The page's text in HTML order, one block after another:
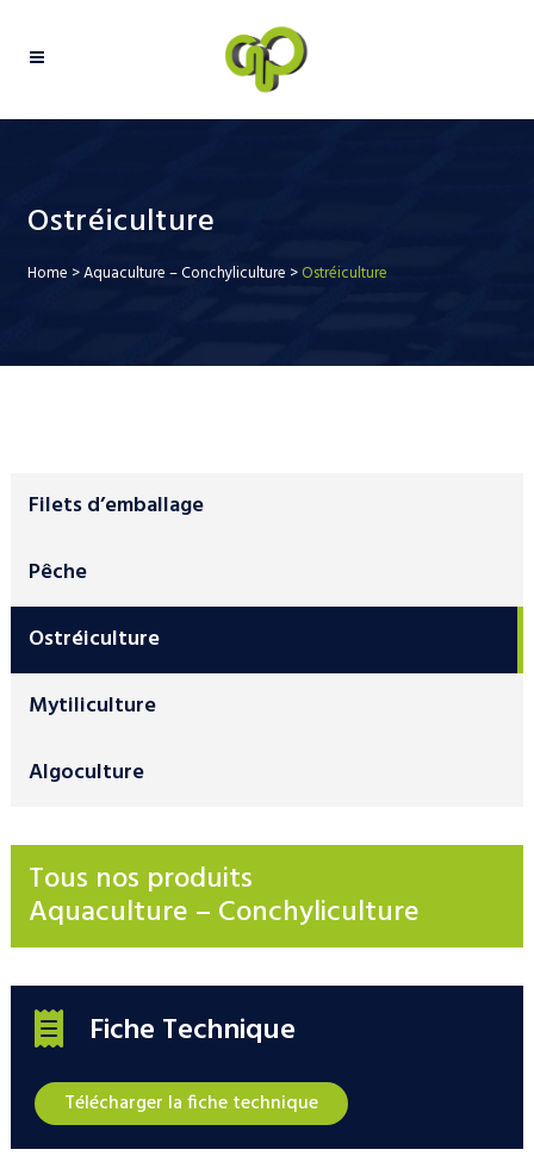
Ostréiculture
Home >Aquaculture – Conchyliculture >Ostréiculture
Filets d’emballage
Pêche
Ostréiculture
Mytiliculture
Algoculture
Tous nos produits
Aquaculture – Conchyliculture
Fiche Technique
Télécharger la fiche technique